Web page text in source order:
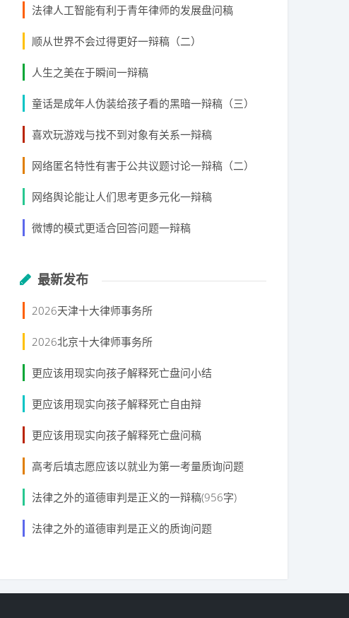
法律人工智能有利于青年律师的发展盘问稿
顺从世界不会过得更好一辩稿（二）
人生之美在于瞬间一辩稿
童话是成年人伪装给孩子看的黑暗一辩稿（三）
喜欢玩游戏与找不到对象有关系一辩稿
网络匿名特性有害于公共议题讨论一辩稿（二）
网络舆论能让人们思考更多元化一辩稿
微博的模式更适合回答问题一辩稿
最新发布
2026天津十大律师事务所
2026北京十大律师事务所
更应该用现实向孩子解释死亡盘问小结
更应该用现实向孩子解释死亡自由辩
更应该用现实向孩子解释死亡盘问稿
高考后填志愿应该以就业为第一考量质询问题
法律之外的道德审判是正义的一辩稿(956字)
法律之外的道德审判是正义的质询问题